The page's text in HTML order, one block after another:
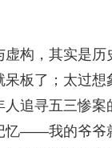
虚构，其实是
板了；太过
追寻五三惨
忆——我的爷爷